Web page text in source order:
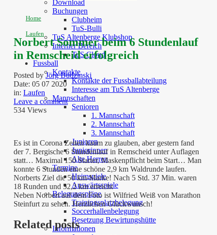
Download
Buchungen
Clubheim
TuS-Bulli
TuS Altenberge Klubshop
Interner Bereich
TuS Cloud
Fussball
Kontakte
Kontakte der Fussballabteilung
Interesse am TuS Altenberge
Mannschaften
Senioren
1. Mannschaft
2. Mannschaft
3. Mannschaft
Junioren
Juniorinnen
Alte Herren
Termine
Heimspiele
Auswärtsspiele
Belegungspläne
Trainingsplatzbelegung
Soccerhallenbelegung
Besetzung Bewirtungshütte
Informationen
Home
Laufen
Norbert Sommer beim 6 Stundenlauf
in Remscheid erfolgreich
Posted byJörg Budzinski
Date: 05 07 2020
in: Laufen
Leave a comment
534 Views
Es ist in Corona Zeiten kaum zu glauben, aber gestern fand
der 7. Bergische 6 Stundenlauf in Remscheid unter Auflagen
statt… Maximal 150 Starter, Maskenpflicht beim Start… Man
konnte 6 Stunden eine schöne 2,9 km Waldrunde laufen.
Norberts Ziel die 50 km-Marke! Nach 5 Std. 37 Min. waren
18 Runden und 52,2 km erreicht
Neben Norbert auf dem Foto ist Wilfried Weiß von Marathon
Steinfurt zu sehen. Herzlichen Glückwunsch!
Related posts